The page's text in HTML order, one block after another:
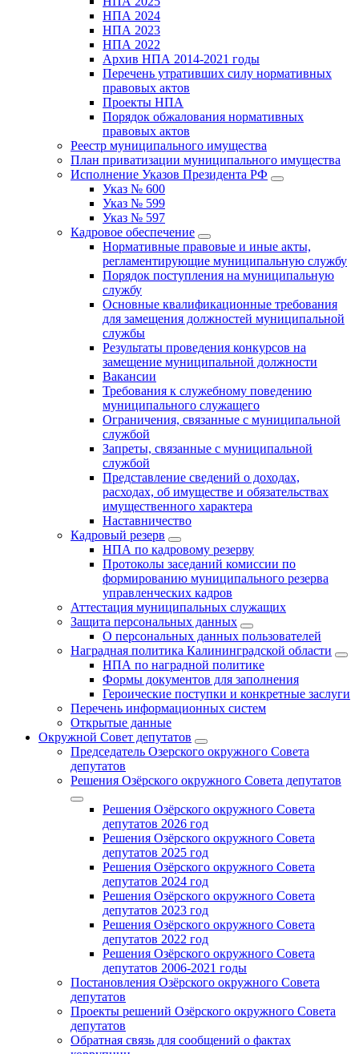
НПА 2024
НПА 2023
НПА 2022
Архив НПА 2014-2021 годы
Перечень утративших силу нормативных
правовых актов
Проекты НПА
Порядок обжалования нормативных
правовых актов
Реестр муниципального имущества
План приватизации муниципального имущества
Исполнение Указов Президента РФ
Указ № 600
Указ № 599
Указ № 597
Кадровое обеспечение
Нормативные правовые и иные акты,
регламентирующие муниципальную службу
Порядок поступления на муниципальную
службу
Основные квалификационные требования
для замещения должностей муниципальной
службы
Результаты проведения конкурсов на
замещение муниципальной должности
Вакансии
Требования к служебному поведению
муниципального служащего
Ограничения, связанные с муниципальной
службой
Запреты, связанные с муниципальной
службой
Представление сведений о доходах,
расходах, об имуществе и обязательствах
имущественного характера
Наставничество
Кадровый резерв
НПА по кадровому резерву
Протоколы заседаний комиссии по
формированию муниципального резерва
управленческих кадров
Аттестация муниципальных служащих
Защита персональных данных
О персональных данных пользователей
Наградная политика Калининградской области
НПА по наградной политике
Формы документов для заполнения
Героические поступки и конкретные заслуги
Перечень информационных систем
Открытые данные
Окружной Совет депутатов
Председатель Озерского окружного Совета
депутатов
Решения Озёрского окружного Совета депутатов
Решения Озёрского окружного Совета
депутатов 2026 год
Решения Озёрского окружного Совета
депутатов 2025 год
Решения Озёрского окружного Совета
депутатов 2024 год
Решения Озёрского окружного Совета
депутатов 2023 год
Решения Озёрского окружного Совета
депутатов 2022 год
Решения Озёрского окружного Совета
депутатов 2006-2021 годы
Постановления Озёрского окружного Совета
депутатов
Проекты решений Озёрского окружного Совета
депутатов
Обратная связь для сообщений о фактах